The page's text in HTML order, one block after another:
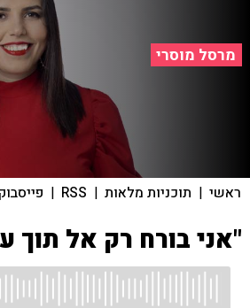
מרסל מוסרי
ראשי | תוכניות מלאות |
RSS
|
"אני בורח רק אל תוך